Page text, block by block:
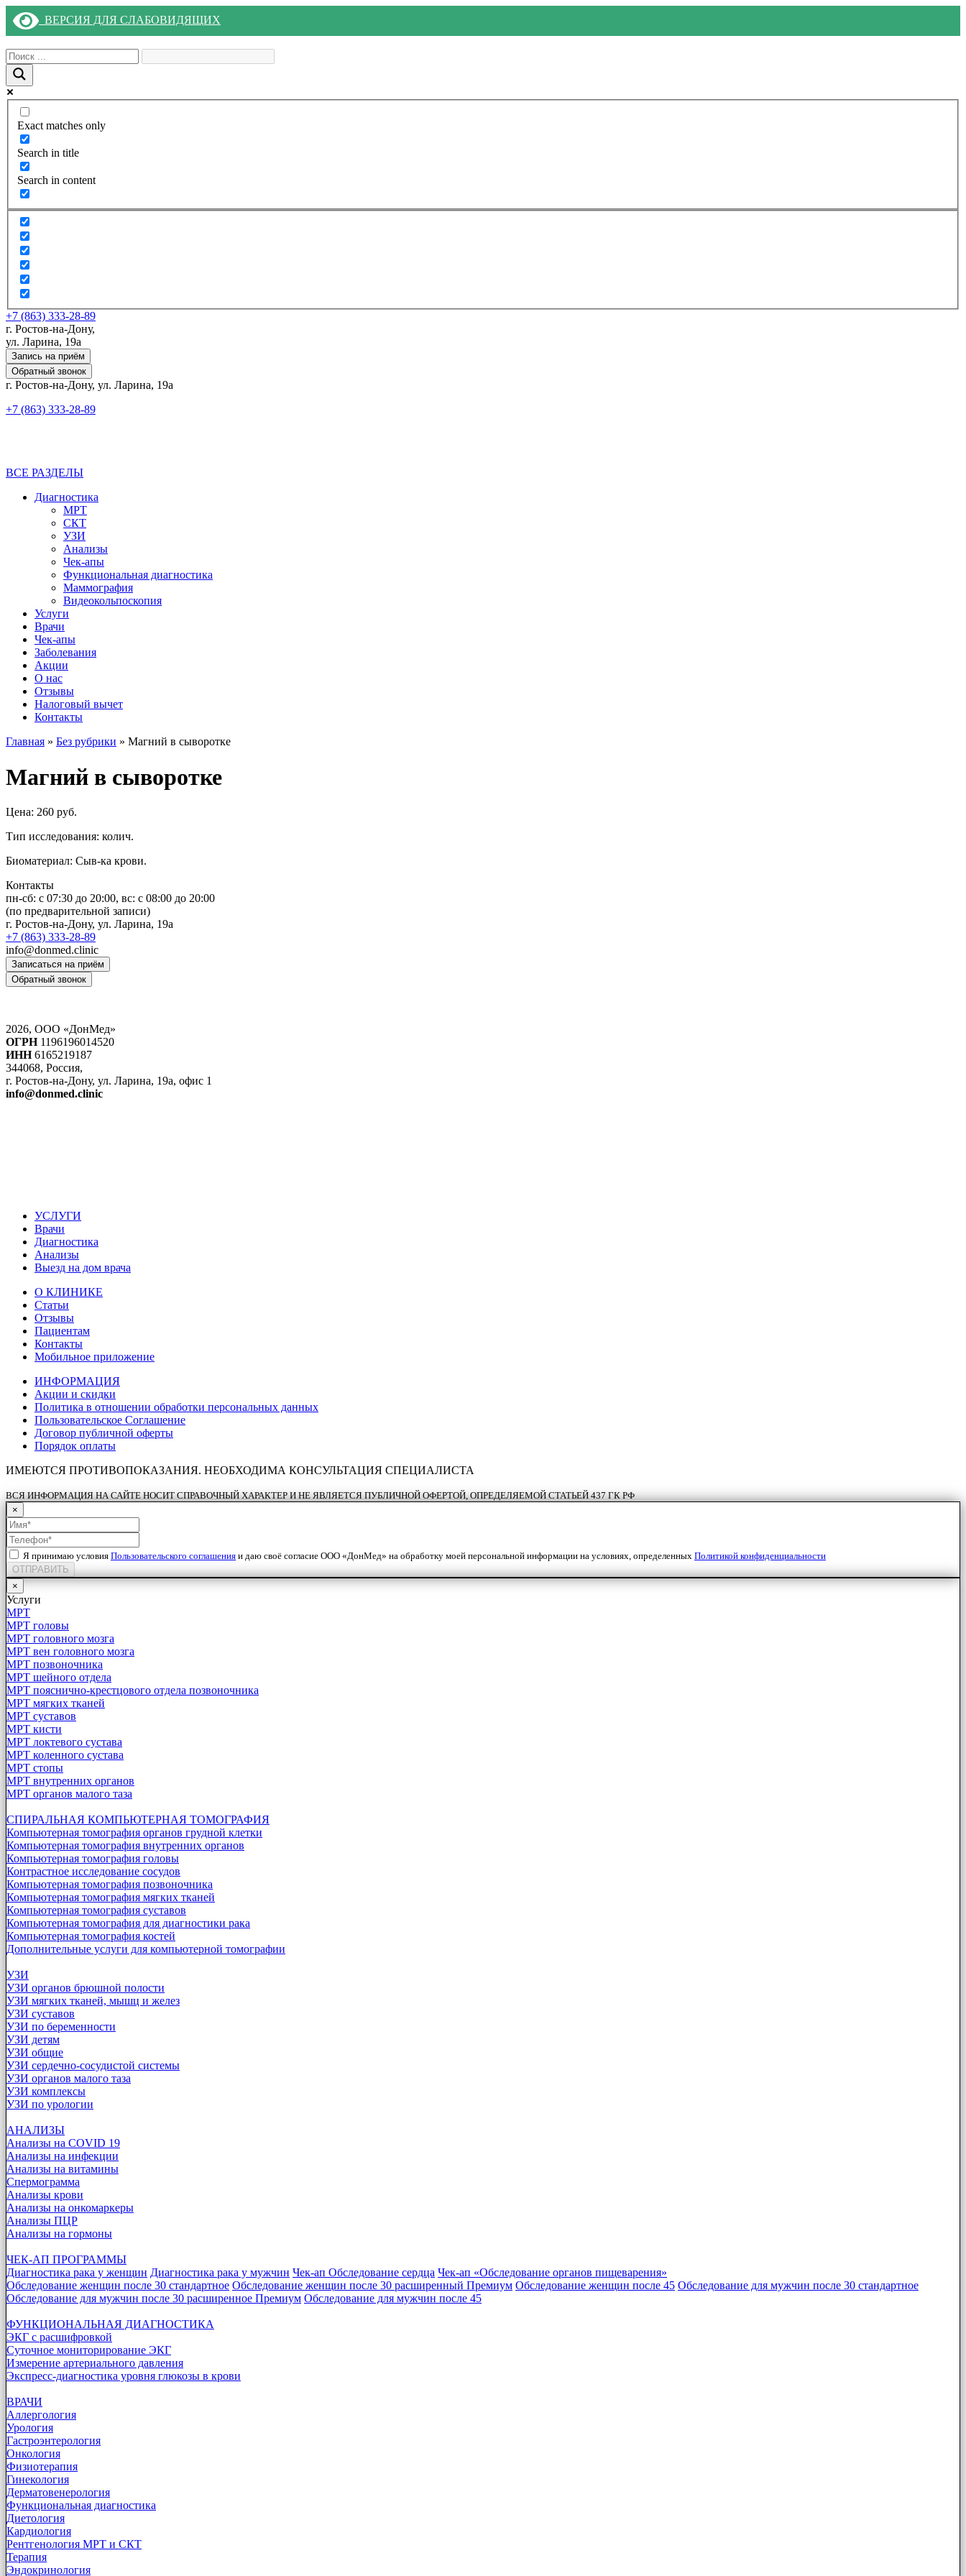
ВЕРСИЯ ДЛЯ СЛАБОВИДЯЩИХ
Exact matches only
Search in title
Search in content
+7 (863) 333-28-89
г. Ростов-на-Дону,
ул. Ларина, 19а
Запись на приём
Обратный звонок
г. Ростов-на-Дону, ул. Ларина, 19а
+7 (863) 333-28-89
ВСЕ РАЗДЕЛЫ
Диагностика
МРТ
СКТ
УЗИ
Анализы
Чек-апы
Функциональная диагностика
Маммография
Видеокольпоскопия
Услуги
Врачи
Чек-апы
Заболевания
Акции
О нас
Отзывы
Налоговый вычет
Контакты
Главная » Без рубрики » Магний в сыворотке
Магний в сыворотке
Цена: 260 руб.
Тип исследования: колич.
Биоматериал: Сыв-ка крови.
Контакты
пн-сб: c 07:30 до 20:00, вс: с 08:00 до 20:00
(по предварительной записи)
г. Ростов-на-Дону, ул. Ларина, 19а
+7 (863) 333-28-89
info@donmed.clinic
Записаться на приём
Обратный звонок
2026, ООО «ДонМед»
ОГРН1196196014520
ИНН6165219187
344068, Россия,
г. Ростов-на-Дону, ул. Ларина, 19а, офис 1
info@donmed.clinic
УСЛУГИ
Врачи
Диагностика
Анализы
Выезд на дом врача
О КЛИНИКЕ
Статьи
Отзывы
Пациентам
Контакты
Мобильное приложение
ИНФОРМАЦИЯ
Акции и скидки
Политика в отношении обработки персональных данных
Пользовательское Соглашение
Договор публичной оферты
Порядок оплаты
ИМЕЮТСЯ ПРОТИВОПОКАЗАНИЯ. НЕОБХОДИМА КОНСУЛЬТАЦИЯ СПЕЦИАЛИСТА
ВСЯ ИНФОРМАЦИЯ НА САЙТЕ НОСИТ СПРАВОЧНЫЙ ХАРАКТЕР И НЕ ЯВЛЯЕТСЯ ПУБЛИЧНОЙ ОФЕРТОЙ, ОПРЕДЕЛЯЕМОЙ СТАТЬЕЙ 437 ГК РФ
×
Я принимаю условия Пользовательского соглашения и даю своё согласие ООО «ДонМед» на обработку моей персональной информации на условиях, определенных Политикой конфиденциальности
ОТПРАВИТЬ
×
Услуги
МРТ
МРТ головы
МРТ головного мозга
МРТ вен головного мозга
МРТ позвоночника
МРТ шейного отдела
МРТ пояснично-крестцового отдела позвоночника
МРТ мягких тканей
МРТ суставов
МРТ кисти
МРТ локтевого сустава
МРТ коленного сустава
МРТ стопы
МРТ внутренних органов
МРТ органов малого таза
СПИРАЛЬНАЯ КОМПЬЮТЕРНАЯ ТОМОГРАФИЯ
Компьютерная томография органов грудной клетки
Компьютерная томография внутренних органов
Компьютерная томография головы
Контрастное исследование сосудов
Компьютерная томография позвоночника
Компьютерная томография мягких тканей
Компьютерная томография суставов
Компьютерная томография для диагностики рака
Компьютерная томография костей
Дополнительные услуги для компьютерной томографии
УЗИ
УЗИ органов брюшной полости
УЗИ мягких тканей, мышц и желез
УЗИ суставов
УЗИ по беременности
УЗИ детям
УЗИ общие
УЗИ сердечно-сосудистой системы
УЗИ органов малого таза
УЗИ комплексы
УЗИ по урологии
АНАЛИЗЫ
Анализы на COVID 19
Анализы на инфекции
Анализы на витамины
Спермограмма
Анализы крови
Анализы на онкомаркеры
Анализы ПЦР
Анализы на гормоны
ЧЕК-АП ПРОГРАММЫ
Диагностика рака у женщин Диагностика рака у мужчин Чек-ап Обследование сердца Чек-ап «Обследование органов пищеварения»
Обследование женщин после 30 стандартное Обследование женщин после 30 расширенный Премиум Обследование женщин после 45 Обследование для мужчин после 30 стандартное
Обследование для мужчин после 30 расширенное Премиум Обследование для мужчин после 45
ФУНКЦИОНАЛЬНАЯ ДИАГНОСТИКА
ЭКГ с расшифровкой
Суточное мониторирование ЭКГ
Измерение артериального давления
Экспресс-диагностика уровня глюкозы в крови
ВРАЧИ
Аллергология
Урология
Гастроэнтерология
Онкология
Физиотерапия
Гинекология
Дерматовенерология
Функциональная диагностика
Диетология
Кардиология
Рентгенология МРТ и СКТ
Терапия
Эндокринология